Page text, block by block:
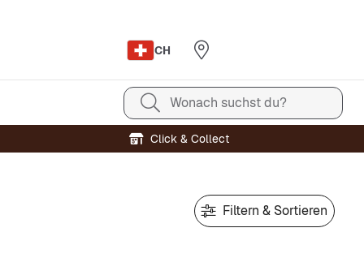
CH
Wonach suchst du?
Click & Collect
Filtern & Sortieren